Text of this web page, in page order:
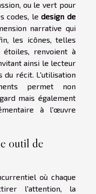
ou le vert pour
codes, ledesign de
narrative qui
les icônes, telles
renvoient à
ainsi le lecteur
du récit. L'utilisation
permet non
mais également
à l'œuvre
outil de
où chaque
l'attention, la